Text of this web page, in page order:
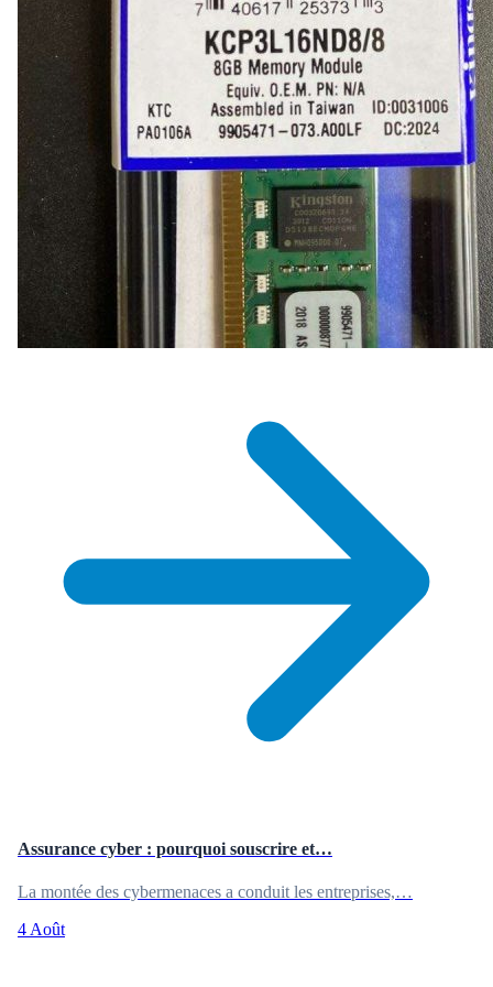
Assurance cyber : pourquoi souscrire et…
La montée des cybermenaces a conduit les entreprises,…
4 Août